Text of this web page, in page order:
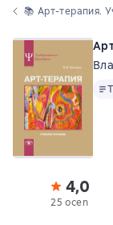
📚 Арт-терапия.
4,0
25 ocen